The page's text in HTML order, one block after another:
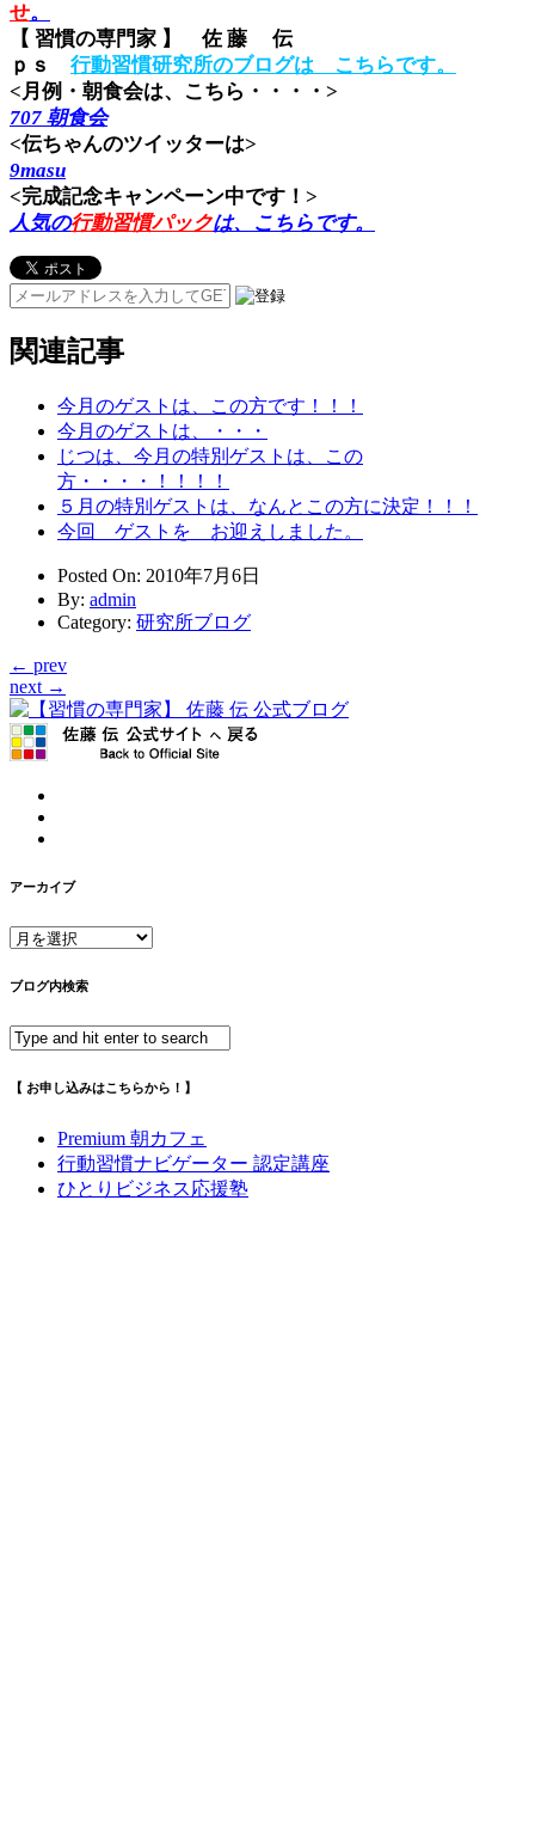
せ。
【 習慣の専門家 】 佐 藤 伝
ｐｓ 行動習慣研究所のブログは こちらです。
<月例・朝食会は、こちら・・・・>
707 朝食会
<伝ちゃんのツイッターは>
9masu
<完成記念キャンペーン中です！>
人気の行動習慣パックは、こちらです。
関連記事
今月のゲストは、この方です！！！
今月のゲストは、・・・
じつは、今月の特別ゲストは、この
方・・・・！！！！
５月の特別ゲストは、なんとこの方に決定！！！
今回 ゲストを お迎えしました。
Posted On: 2010年7月6日
By: admin
Category: 研究所ブログ
← prev
next →
アーカイブ
ア
カ
ブ
ブログ内検索
【 お申し込みはこちらから！】
Premium 朝カフェ
行動習慣ナビゲーター 認定講座
ひとりビジネス応援塾